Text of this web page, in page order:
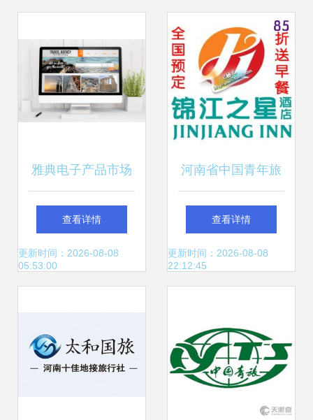
雅典电子产品市场
探秘 摄影新视界，
点亮科技之旅
查看详情
更新时间：2026-08-08
05:53:00
河南省中国青年旅
行社 助力青春梦
想，畅游中原大地
查看详情
更新时间：2026-08-08
22:12:45